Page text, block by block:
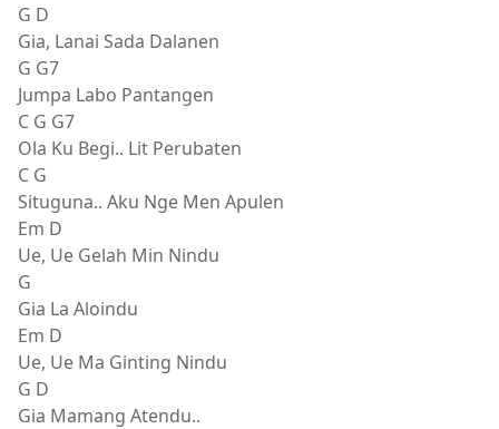
G D
Gia, Lanai Sada Dalanen
G G7
Jumpa Labo Pantangen
C G G7
Ola Ku Begi.. Lit Perubaten
C G
Situguna.. Aku Nge Men Apulen
Em D
Ue, Ue Gelah Min Nindu
G
Gia La Aloindu
Em D
Ue, Ue Ma Ginting Nindu
G D
Gia Mamang Atendu..